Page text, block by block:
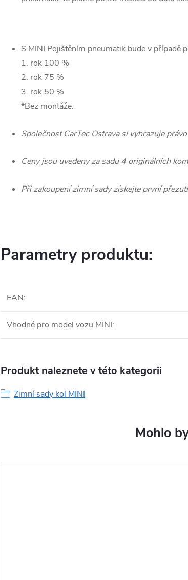
S MINI Pojištěním pneumatik bude v případě
1. rok 100 %
2. rok 75 %
3. rok 50 %
*Bez montáže.
Společnost CarTec Ostrava si vyhrazuje
Ceny jsou uvedeny za sadu 4 originálních
Při zakoupení zimní sady získejte první
Parametry produktu:
EAN:
Vhodné pro model vozu MINI:
Produkt naleznete v této kategorii
Zimní sady kol MINI